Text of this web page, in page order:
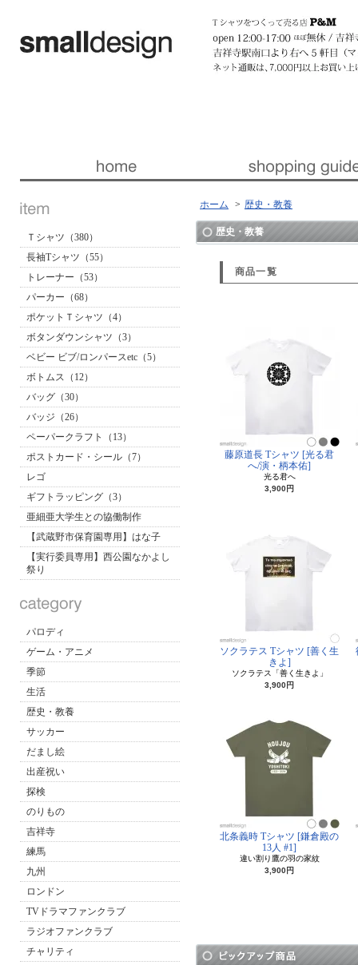
Ｔシャツ（380）
長袖Tシャツ（55）
トレーナー（53）
パーカー（68）
ポケットＴシャツ（4）
ボタンダウンシャツ（3）
ベビー ビブ/ロンパースetc（5）
ボトムス（12）
バッグ（30）
バッジ（26）
ペーパークラフト（13）
ポストカード・シール（7）
レゴ
ギフトラッピング（3）
亜細亜大学生との協働制作
【武蔵野市保育園専用】はな子
【実行委員専用】西公園なかよし
祭り
パロディ
ゲーム・アニメ
季節
生活
歴史・教養
サッカー
だまし絵
出産祝い
探検
のりもの
吉祥寺
練馬
九州
ロンドン
TVドラマファンクラブ
ラジオファンクラブ
チャリティ
ホーム > 歴史・教養
歴史・教養
商品一覧
藤原道長 Tシャツ [光る君
へ/演・柄本佑]
光る君へ
3,900円
ソクラテス Tシャツ [善く生
きよ]
ソクラテス「善く生きよ」
3,900円
北条義時 Tシャツ [鎌倉殿の
13人 #1]
違い割り鷹の羽の家紋
3,900円